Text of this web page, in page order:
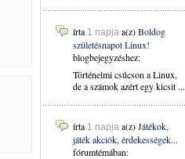
írta 1 napja a(z)Boldog
születésnapot Linux!
blogbejegyzéshez:
Történelmi csúcson a Linux,
de a számok azért egy kicsit ...
írta 1 napja a(z)Játékok,
játék akciók, érdekességek...
fórumtémában: